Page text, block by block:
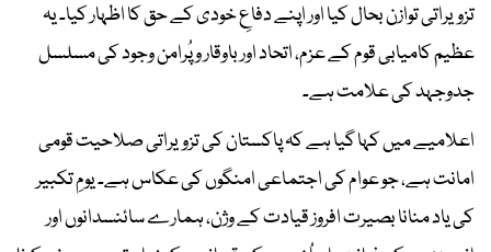
تزویراتی توازن بحال کیا اور اپنے دفاعِ خودی کے حق کا اظہار کیا۔ یہ
عظیم کامیابی قوم کے عزم، اتحاد اور باوقار و پُرامن وجود کی مسلسل
جدوجہد کی علامت ہے۔
اعلامیے میں کہا گیا ہے کہ پاکستان کی تزویراتی صلاحیت قومی
امانت ہے، جو عوام کی اجتماعی امنگوں کی عکاس ہے۔ یومِ تکبیر
کی یاد منانا بصیرت افروز قیادت کے وژن، ہمارے سائنسدانوں اور